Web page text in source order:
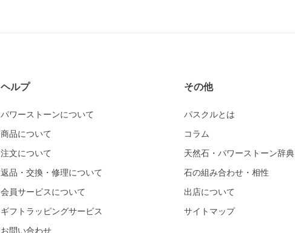
ヘルプ
パワーストーンについて
商品について
注文について
返品・交換・修理について
会員サービスについて
ギフトラッピングサービス
お問い合わせ
その他
パスクルとは
コラム
天然石・パワーストーン辞典
石の組み合わせ・相性
出店について
サイトマップ